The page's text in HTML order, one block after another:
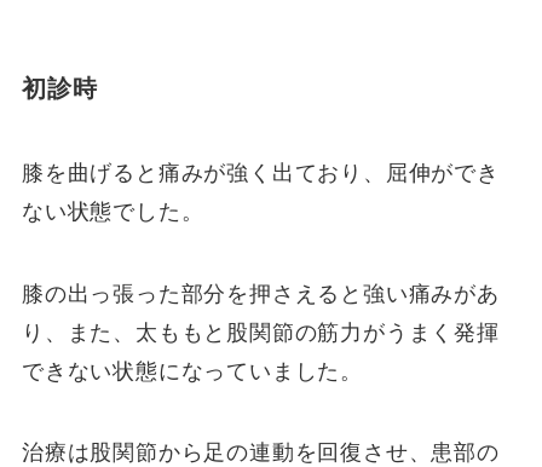
初診時
膝を曲げると痛みが強く出ており、屈伸ができ
ない状態でした。
膝の出っ張った部分を押さえると強い痛みがあ
り、また、太ももと股関節の筋力がうまく発揮
できない状態になっていました。
治療は股関節から足の連動を回復させ、患部の